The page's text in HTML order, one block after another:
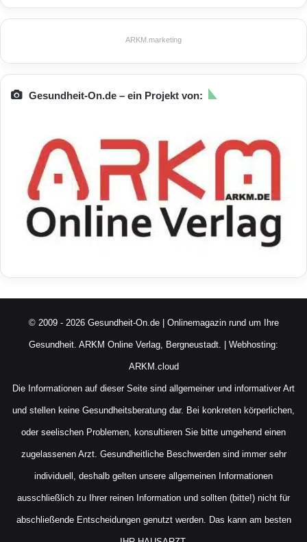
ARKM.marketing
Gesundheit-On.de – ein Projekt von:
© 2009 - 2026 Gesundheit-On.de | Onlinemagazin rund um Ihre
Gesundheit. ARKM Online Verlag, Bergneustadt. | Webhosting:
ARKM.cloud
Die Informationen auf dieser Seite sind allgemeiner und informativer Art
und stellen keine Gesundheitsberatung dar. Bei konkreten körperlichen,
oder seelischen Problemen, konsultieren Sie bitte umgehend einen
zugelassenen Arzt. Gesundheitliche Beschwerden sind immer sehr
individuell, deshalb gelten unsere allgemeinen Informationen
ausschließlich zu Ihrer reinen Information und sollten (bitte!) nicht für
abschließende Entscheidungen genutzt werden. Das kann am besten